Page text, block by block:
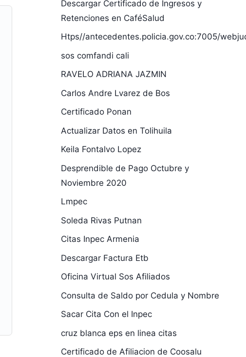
Descargar Certificado de Ingresos y
Retenciones en CaféSalud
Htps//antecedentes.policia.gov.co:7005/
sos comfandi cali
RAVELO ADRIANA JAZMIN
Carlos Andre Lvarez de Bos
Certificado Ponan
Actualizar Datos en Tolihuila
Keila Fontalvo Lopez
Desprendible de Pago Octubre y
Noviembre 2020
Lmpec
Soleda Rivas Putnan
Citas Inpec Armenia
Descargar Factura Etb
Oficina Virtual Sos Afiliados
Consulta de Saldo por Cedula y Nombre
Sacar Cita Con el Inpec
cruz blanca eps en linea citas
Certificado de Afiliacion de Coosalu